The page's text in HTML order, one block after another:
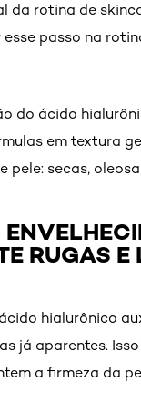
da rotina de
passo na
do ácido
em textura
secas,
RUGAS E
hialurônico
já aparentes.
a firmeza da